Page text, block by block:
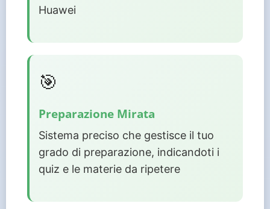
Huawei
🎯
Preparazione Mirata
Sistema preciso che gestisce il tuo
grado di preparazione, indicandoti i
quiz e le materie da ripetere